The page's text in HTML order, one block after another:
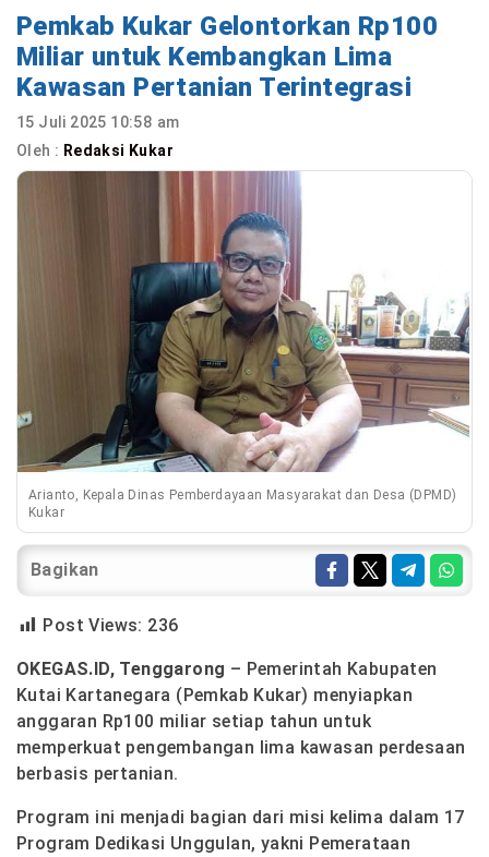
Pemkab Kukar Gelontorkan Rp100
Miliar untuk Kembangkan Lima
Kawasan Pertanian Terintegrasi
15 Juli 2025 10:58 am
Oleh : Redaksi Kukar
Arianto, Kepala Dinas Pemberdayaan Masyarakat dan Desa (DPMD)
Kukar
Bagikan
Post Views: 236
OKEGAS.ID, Tenggarong – Pemerintah Kabupaten
Kutai Kartanegara (Pemkab Kukar) menyiapkan
anggaran Rp100 miliar setiap tahun untuk
memperkuat pengembangan lima kawasan perdesaan
berbasis pertanian.
Program ini menjadi bagian dari misi kelima dalam 17
Program Dedikasi Unggulan, yakni Pemerataan